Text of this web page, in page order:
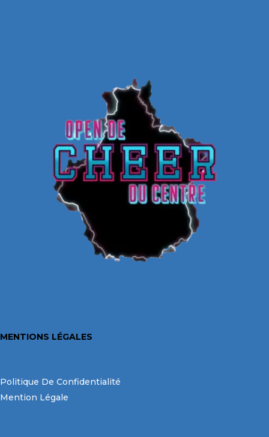
MENTIONS LÉGALES
Politique De Confidentialité
Mention Légale